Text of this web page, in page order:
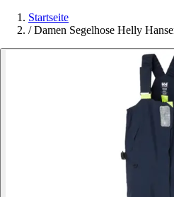
Startseite
/ Damen Segelhose Helly